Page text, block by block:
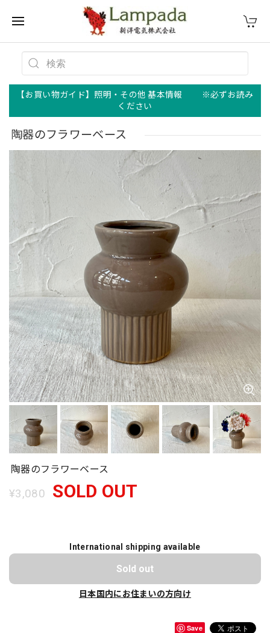
【お買い物ガイド】照明・その他 基本情報 ※必ずお読み
ください
陶器のフラワーベース
陶器のフラワーベース
¥3,080 SOLD OUT
International shipping available
Sold out
日本国内にお住まいの方向け
Save